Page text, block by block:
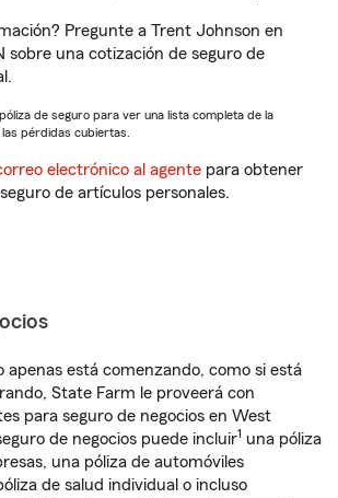
Pregunte a Trent Johnson en
sobre una cotización de seguro de
de seguro para ver una lista completa de la
pérdidas cubiertas.
electrónico al agente para obtener
de artículos personales.
apenas está comenzando, como si está
State Farm le proveerá con
para seguro de negocios en West
de negocios puede incluir1 una póliza
una póliza de automóviles
de salud individual o incluso